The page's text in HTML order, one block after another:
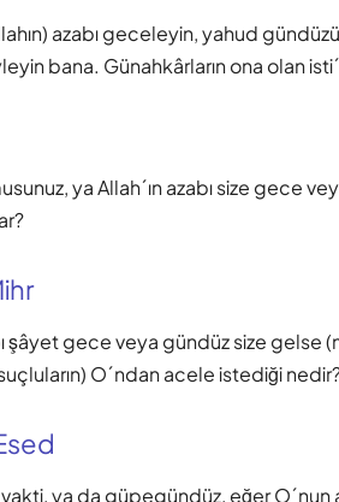
azabı geceleyin, yahud
bana. Günahkârların ona olan
ya Allah´ın azabı size gece
şâyet gece veya gündüz size gelse
O´ndan acele istediği
ya da güpegündüz, eğer O´nun